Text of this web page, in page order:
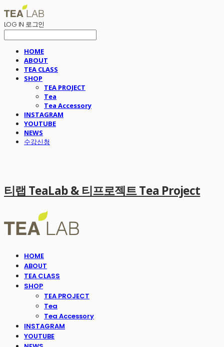
LOG IN 로그인
HOME
ABOUT
TEA CLASS
SHOP
TEA PROJECT
Tea
Tea Accessory
INSTAGRAM
YOUTUBE
NEWS
수강신청
티랩 TeaLab & 티프로젝트 Tea Project
HOME
ABOUT
TEA CLASS
SHOP
TEA PROJECT
Tea
Tea Accessory
INSTAGRAM
YOUTUBE